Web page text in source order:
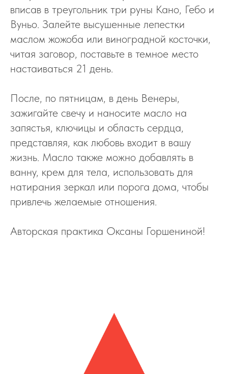
вписав в треугольник три руны Кано, Гебо и
Вуньо. Залейте высушенные лепестки
маслом жожоба или виноградной косточки,
читая заговор, поставьте в темное место
настаиваться 21 день.
После, по пятницам, в день Венеры,
зажигайте свечу и наносите масло на
запястья, ключицы и область сердца,
представляя, как любовь входит в вашу
жизнь. Масло также можно добавлять в
ванну, крем для тела, использовать для
натирания зеркал или порога дома, чтобы
привлечь желаемые отношения.
Авторская практика Оксаны Горшениной!